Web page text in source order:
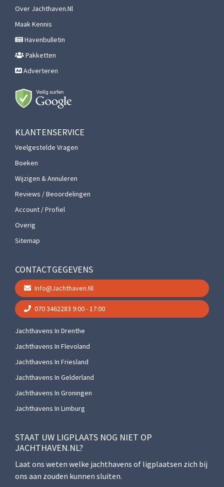
Over Jachthaven.nl
Maak Kennis
Havenbulletin
Pakketten
Adverteren
KLANTENSERVICE
Veelgestelde Vragen
Boeken
Wijzigen & Annuleren
Reviews / Beoordelingen
Account / Profiel
Overig
Sitemap
CONTACTGEGEVENS
Info@jachthaven.nl
070 3462283 9:00 - 17:00
Jachthavens In Drenthe
Jachthavens In Flevoland
Jachthavens In Friesland
Jachthavens In Gelderland
Jachthavens In Groningen
Jachthavens In Limburg
STAAT UW LIGPLAATS NOG NIET OP
JACHTHAVEN.NL?
Laat ons weten welke jachthavens of ligplaatsen zich bij
ons aan zouden kunnen sluiten.